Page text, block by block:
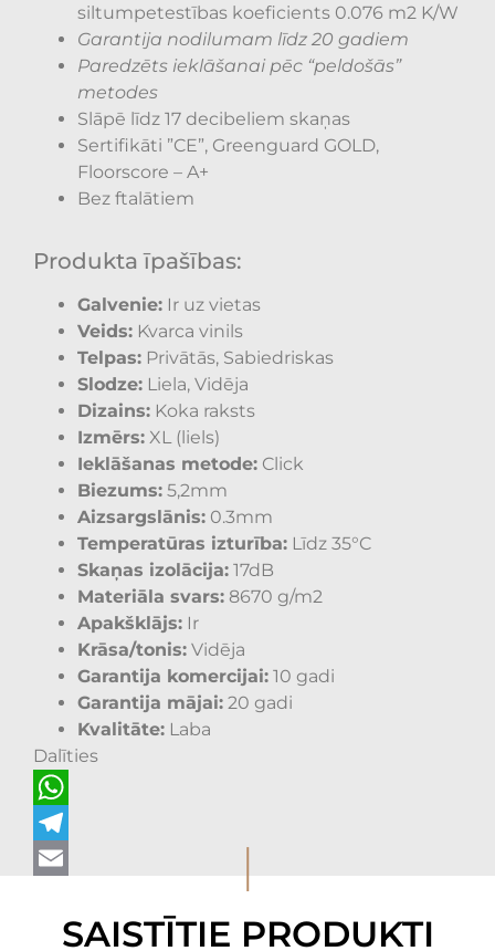
siltumpetestības koeficients 0.076 m2 K/W
Garantija nodilumam līdz 20 gadiem
Paredzēts ieklāšanai pēc “peldošās”
metodes
Slāpē līdz 17 decibeliem skaņas
Sertifikāti ”CE”, Greenguard GOLD,
Floorscore – A+
Bez ftalātiem
Produkta īpašības:
Galvenie: Ir uz vietas
Veids: Kvarca vinils
Telpas: Privātās, Sabiedriskas
Slodze: Liela, Vidēja
Dizains: Koka raksts
Izmērs: XL (liels)
Ieklāšanas metode: Click
Biezums: 5,2mm
Aizsargslānis: 0.3mm
Temperatūras izturība: Līdz 35°C
Skaņas izolācija: 17dB
Materiāla svars: 8670 g/m2
Apakšklājs: Ir
Krāsa/tonis: Vidēja
Garantija komercijai: 10 gadi
Garantija mājai: 20 gadi
Kvalitāte: Laba
Dalīties
WhatsApp
Telegram
I
SAISTĪTIE PRODUKTI